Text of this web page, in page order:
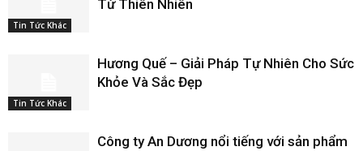
Tin Tức Khác
Từ Thiên Nhiên
Tin Tức Khác
Hương Quế – Giải Pháp Tự Nhiên Cho Sức
Khỏe Và Sắc Đẹp
Công ty An Dương nổi tiếng với sản phẩm